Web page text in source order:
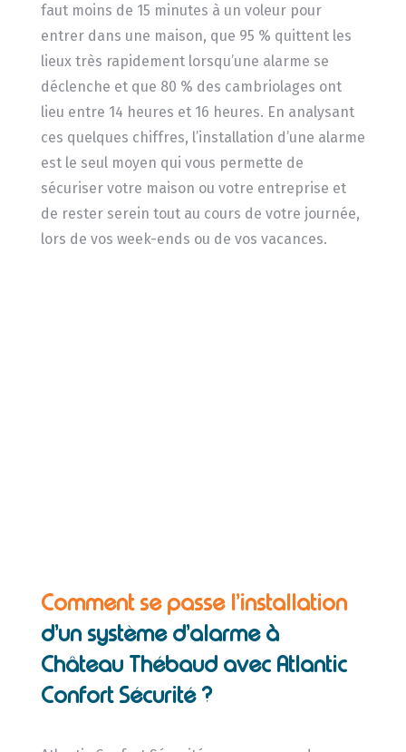
faut moins de 15 minutes à un voleur pour
entrer dans une maison, que 95 % quittent les
lieux très rapidement lorsqu’une alarme se
déclenche et que 80 % des cambriolages ont
lieu entre 14 heures et 16 heures. En analysant
ces quelques chiffres, l’installation d’une alarme
est le seul moyen qui vous permette de
sécuriser votre maison ou votre entreprise et
de rester serein tout au cours de votre journée,
lors de vos week-ends ou de vos vacances.
Comment se passe l’installation
d’un système d’alarme à
Château Thébaud avec Atlantic
Confort Sécurité ?